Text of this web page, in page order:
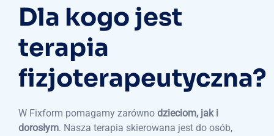
Dla kogo jest
terapia
fizjoterapeutyczna?
W Fixform pomagamy zarówno dzieciom, jak i
dorosłym. Nasza terapia skierowana jest do osób,